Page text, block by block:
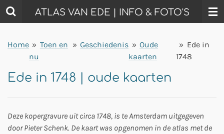
Ga
direct
de
hoofdinhoud
ATLAS VAN EDE | INFO & FOTO'S
Home » Toen en
nu
» Geschiedenis » Oude
kaarten
» Ede in
1748
Ede in 1748 | oude kaarten
Deze kopergravure uit circa 1748, is te Amsterdam uitgegeven
door Pieter Schenk. De kaart was opgenomen in de atlas met de